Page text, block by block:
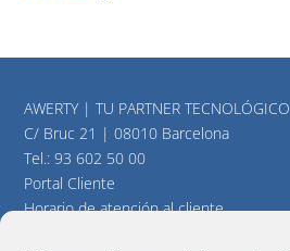
AWERTY | TU PARTNER TECNOLÓGICO
C/ Bruc 21 | 08010 Barcelona
Tel.:93 602 50 00
Portal Cliente
Horario de atención al cliente